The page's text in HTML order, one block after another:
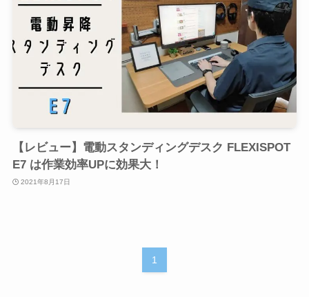
【レビュー】電動スタンディングデスク FLEXISPOT
E7 は作業効率UPに効果大！
2021年8月17日
1